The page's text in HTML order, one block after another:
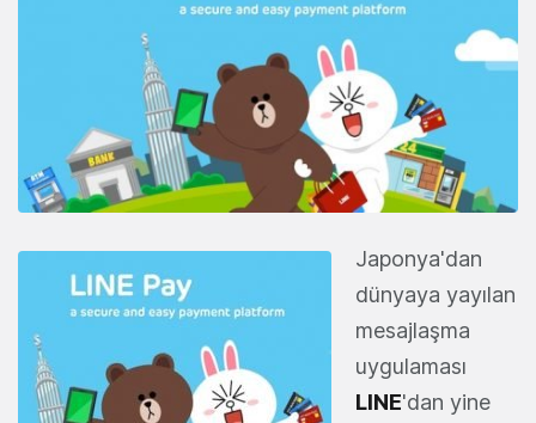
Japonya'dan
dünyaya yayılan
mesajlaşma
uygulaması
LINE'dan yine